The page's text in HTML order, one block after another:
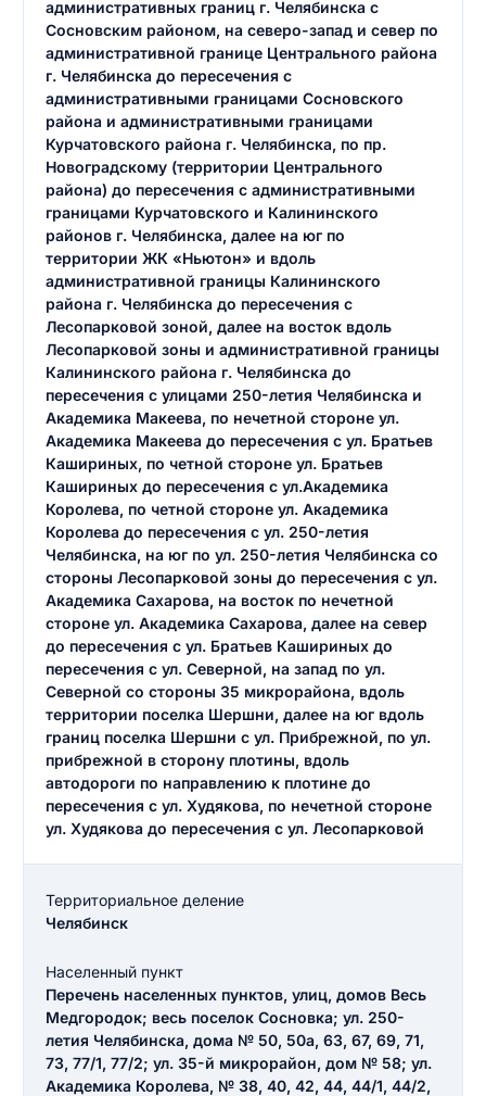
административных границ г. Челябинска с
Сосновским районом, на северо-запад и север по
административной границе Центрального района
г. Челябинска до пересечения с
административными границами Сосновского
района и административными границами
Курчатовского района г. Челябинска, по пр.
Новоградскому (территории Центрального
района) до пересечения с административными
границами Курчатовского и Калининского
районов г. Челябинска, далее на юг по
территории ЖК «Ньютон» и вдоль
административной границы Калининского
района г. Челябинска до пересечения с
Лесопарковой зоной, далее на восток вдоль
Лесопарковой зоны и административной границы
Калининского района г. Челябинска до
пересечения с улицами 250-летия Челябинска и
Академика Макеева, по нечетной стороне ул.
Академика Макеева до пересечения с ул. Братьев
Кашириных, по четной стороне ул. Братьев
Кашириных до пересечения с ул.Академика
Королева, по четной стороне ул. Академика
Королева до пересечения с ул. 250-летия
Челябинска, на юг по ул. 250-летия Челябинска со
стороны Лесопарковой зоны до пересечения с ул.
Академика Сахарова, на восток по нечетной
стороне ул. Академика Сахарова, далее на север
до пересечения с ул. Братьев Кашириных до
пересечения с ул. Северной, на запад по ул.
Северной со стороны 35 микрорайона, вдоль
территории поселка Шершни, далее на юг вдоль
границ поселка Шершни с ул. Прибрежной, по ул.
прибрежной в сторону плотины, вдоль
автодороги по направлению к плотине до
пересечения с ул. Худякова, по нечетной стороне
ул. Худякова до пересечения с ул. Лесопарковой
Территориальное деление
Челябинск
Населенный пункт
Перечень населенных пунктов, улиц, домов Весь
Медгородок; весь поселок Сосновка; ул. 250-
летия Челябинска, дома № 50, 50а, 63, 67, 69, 71,
73, 77/1, 77/2; ул. 35-й микрорайон, дом № 58; ул.
Академика Королева, № 38, 40, 42, 44, 44/1, 44/2,